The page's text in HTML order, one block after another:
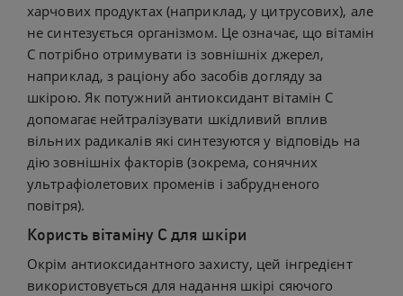
харчових продуктах (наприклад, у цитрусових), але
не синтезується організмом. Це означає, що вітамін
С потрібно отримувати із зовнішніх джерел,
наприклад, з раціону або засобів догляду за
шкірою. Як потужний антиоксидант вітамін С
допомагає нейтралізувати шкідливий вплив
вільних радикалів які синтезуются у відповідь на
дію зовнішніх факторів (зокрема, сонячних
ультрафіолетових променів і забрудненого
повітря).
Користь вітаміну С для шкіри
Окрім антиоксидантного захисту, цей інгредієнт
використовується для надання шкірі сяючого